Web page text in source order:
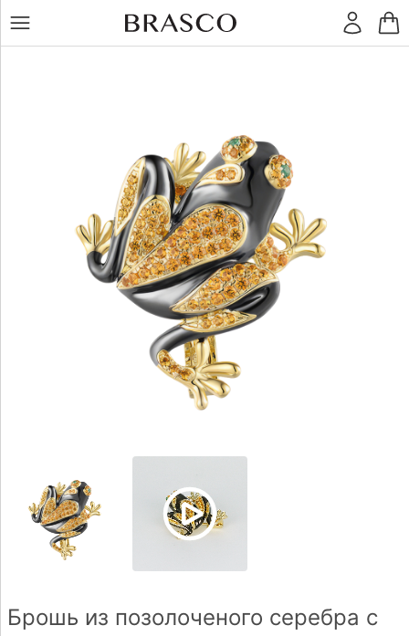
LT
Браслеты
Доставка
Оплата
Вопрос-
Реквизиты
Брошь из позолоченого серебра с